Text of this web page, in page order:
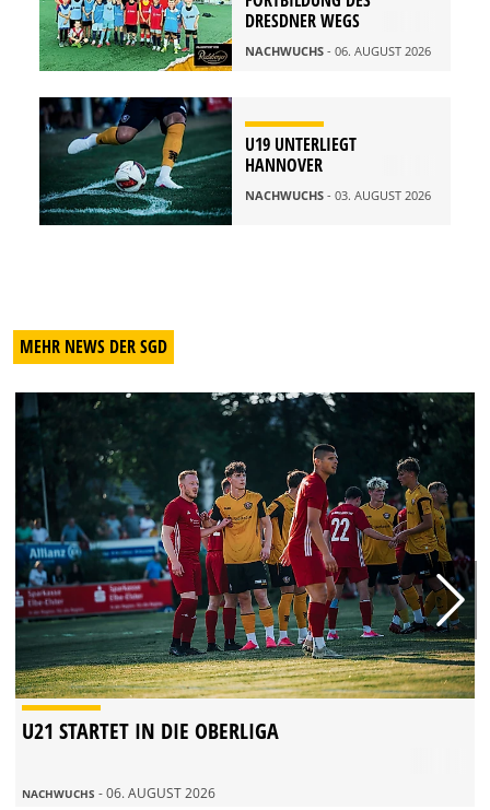
DRESDNER WEGS
NACHWUCHS - 06. AUGUST 2026
U19 UNTERLIEGT
HANNOVER
NACHWUCHS - 03. AUGUST 2026
MEHR NEWS DER SGD
U21 STARTET IN DIE OBERLIGA
NACHWUCHS - 06. AUGUST 2026